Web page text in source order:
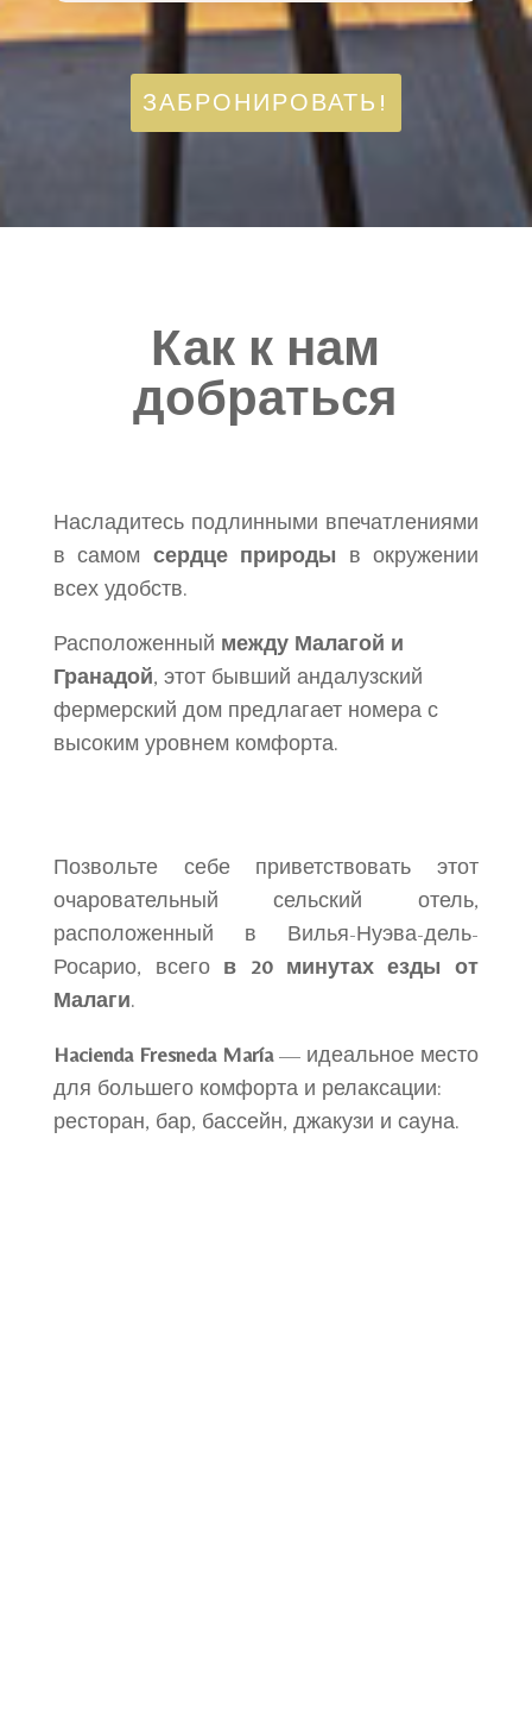
ЗАБРОНИРОВАТЬ!
Как к нам
добраться
Насладитесь подлинными впечатлениями
в самом сердце природы в окружении
всех удобств.
Расположенный между Малагой и
Гранадой, этот бывший андалузский
фермерский дом предлагает номера с
высоким уровнем комфорта.
Позвольте себе приветствовать этот
очаровательный сельский отель,
расположенный в Вилья-Нуэва-дель-
Росарио, всего в 20 минутах езды от
Малаги.
Hacienda Fresneda María— идеальное место
для большего комфорта и релаксации:
ресторан, бар, бассейн, джакузи и сауна.